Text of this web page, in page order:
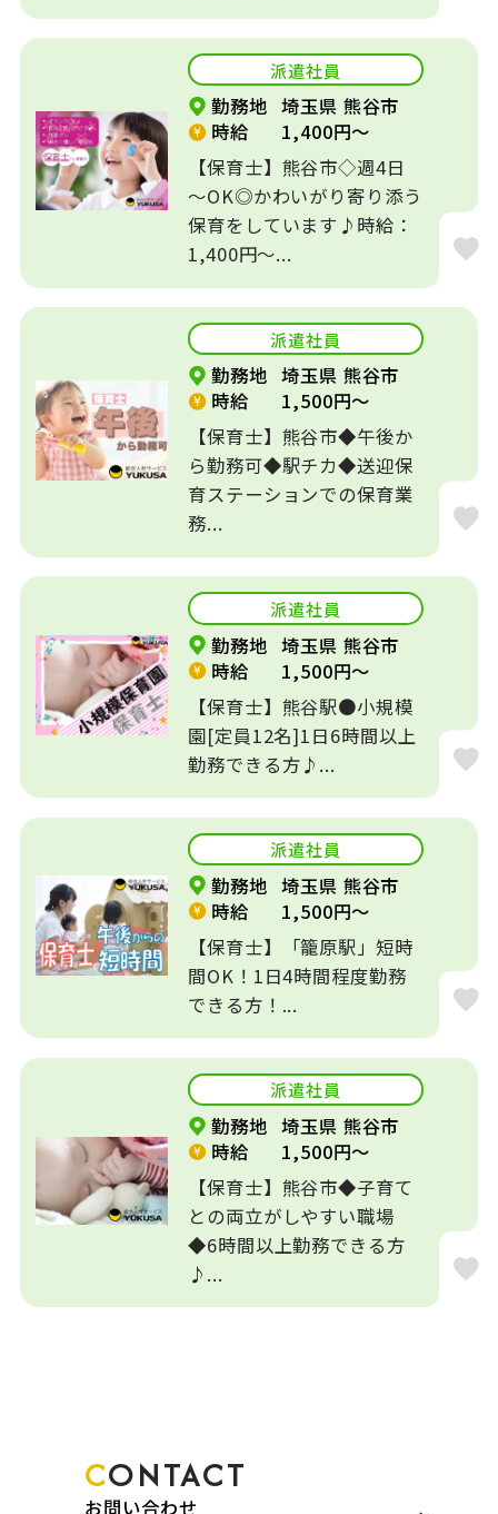
リモート可
ブランクOK 土日休み
オープニングスタ
ッフ
駅近５分以内 扶養内勤務OK
残業なし
寮、社宅、住宅手
当あり
転勤なし
年間休日120日以
勤務時間応相談
制服あり
資格なしOK
出産・育児休暇あ
り
入社日相談可
福利厚生充実 平日休みOK
社会保険完備 未経験者歓迎
乳児保育 駅徒歩圏内
主婦が活躍
ミドル世代が活躍 交通費支給
16時で帰れる
社員の登用あり
派遣社員
勤務地 埼玉県 熊谷市
時給
1,400円～
【保育士】熊谷市◇週4日
～OK◎かわいがり寄り添う
保育をしています♪時給：
1,400円～...
派遣社員
勤務地 埼玉県 熊谷市
時給
1,500円～
【保育士】熊谷市◆午後か
ら勤務可◆駅チカ◆送迎保
育ステーションでの保育業
務...
派遣社員
勤務地 埼玉県 熊谷市
時給
1,500円～
【保育士】熊谷駅●小規模
園[定員12名]1日6時間以上
勤務できる方♪...
派遣社員
勤務地 埼玉県 熊谷市
時給
1,500円～
【保育士】「籠原駅」短時
間OK！1日4時間程度勤務
できる方！...
派遣社員
勤務地 埼玉県 熊谷市
時給
1,500円～
【保育士】熊谷市◆子育て
との両立がしやすい職場
◆6時間以上勤務できる方
♪...
CONTACT
お問い合わせ